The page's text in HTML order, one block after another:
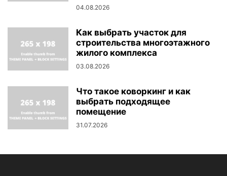
04.08.2026
Как выбрать участок для
строительства многоэтажного
жилого комплекса
03.08.2026
Что такое коворкинг и как
выбрать подходящее
помещение
31.07.2026